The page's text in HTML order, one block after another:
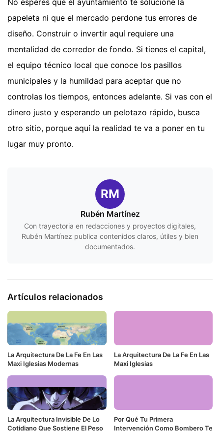
papeleta ni que el mercado perdone tus errores de
diseño. Construir o invertir aquí requiere una
mentalidad de corredor de fondo. Si tienes el capital,
el equipo técnico local que conoce los pasillos
municipales y la humildad para aceptar que no
controlas los tiempos, entonces adelante. Si vas con el
dinero justo y esperando un pelotazo rápido, busca
otro sitio, porque aquí la realidad te va a poner en tu
lugar muy pronto.
RM
Rubén Martínez
Con trayectoria en redacciones y proyectos digitales,
Rubén Martínez publica contenidos claros, útiles y bien
documentados.
Artículos relacionados
La Arquitectura De La Fe En Las
Maxi Iglesias Modernas
La Arquitectura De La Fe En Las
Maxi Iglesias
La Arquitectura Invisible De Lo
Cotidiano Que Sostiene El Peso
Por Qué Tu Primera
Intervención Como Bombero Te